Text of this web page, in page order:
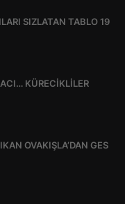
SIZLATAN TABLO 19
KÜRECİKLİLER
OVAKIŞLA’DAN GES